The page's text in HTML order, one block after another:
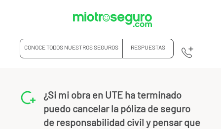
CONOCE TODOS NUESTROS SEGUROS RESPUESTAS
¿Si mi obra en UTE ha terminado
puedo cancelar la póliza de seguro
de responsabilidad civil y pensar que